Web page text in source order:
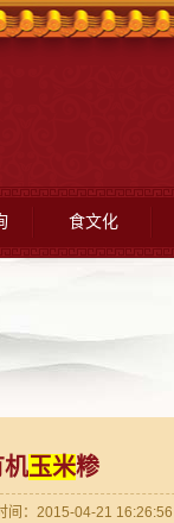
食文化
机玉米糁
：2015-04-21 16:26:56